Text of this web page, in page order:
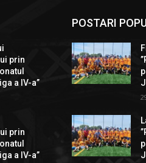
prin
a IV-a”
prin
a IV-a”
POSTARI